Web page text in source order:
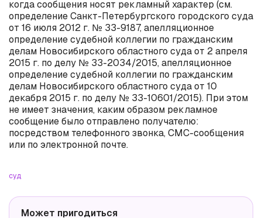
когда сообщения носят рекламный характер (см.
определение Санкт-Петербургского городского суда
от 16 июля 2012 г. № 33-9187, апелляционное
определение судебной коллегии по гражданским
делам Новосибирского областного суда от 2 апреля
2015 г. по делу № 33-2034/2015, апелляционное
определение судебной коллегии по гражданским
делам Новосибирского областного суда от 10
декабря 2015 г. по делу № 33-10601/2015). При этом
не имеет значения, каким образом рекламное
сообщение было отправлено получателю:
посредством телефонного звонка, СМС-сообщения
или по электронной почте.
суд
Может пригодиться